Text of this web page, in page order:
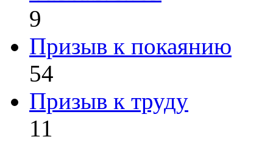
9
Призыв к покаянию
54
Призыв к труду
11